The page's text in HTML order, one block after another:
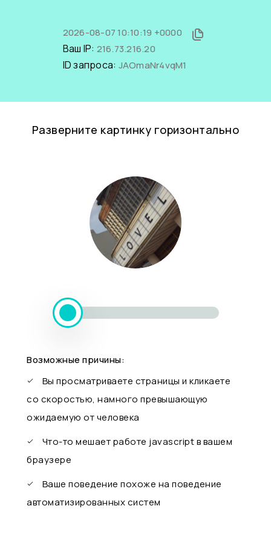
2026-08-07 10:10:19 +0000
Ваш IP: 216.73.216.20
ID запроса: JAOmaNr4vqM1
Разверните картинку горизонтально
Возможные причины:
Вы просматриваете страницы и кликаете
со скоростью, намного превышающую
ожидаемую от человека
Что-то мешает работе javascript в вашем
браузере
Ваше поведение похоже на поведение
автоматизированных систем